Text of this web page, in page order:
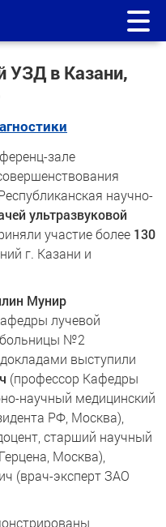
УЗД в Казани,
зале
научно-
ультразвуковой
участие более 130
г. Казани и
Мунир
лучевой
больницы №2
выступили
(профессор Кафедры
научный медицинский
РФ, Москва),
старший научный
Москва),
(врач-эксперт ЗАО